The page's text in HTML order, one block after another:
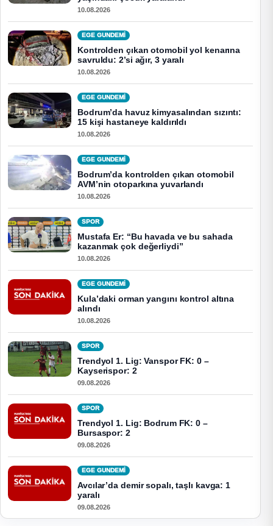
10.08.2026
EGE GUNDEMİ
Kontrolden çıkan otomobil yol kenarına
savruldu: 2’si ağır, 3 yaralı
10.08.2026
EGE GUNDEMİ
Bodrum’da havuz kimyasalından sızıntı:
15 kişi hastaneye kaldırıldı
10.08.2026
EGE GUNDEMİ
Bodrum’da kontrolden çıkan otomobil
AVM’nin otoparkına yuvarlandı
10.08.2026
SPOR
Mustafa Er: “Bu havada ve bu sahada
kazanmak çok değerliydi”
10.08.2026
EGE GUNDEMİ
Kula’daki orman yangını kontrol altına
alındı
10.08.2026
SPOR
Trendyol 1. Lig: Vanspor FK: 0 –
Kayserispor: 2
09.08.2026
SPOR
Trendyol 1. Lig: Bodrum FK: 0 –
Bursaspor: 2
09.08.2026
EGE GUNDEMİ
Avcılar’da demir sopalı, taşlı kavga: 1
yaralı
09.08.2026